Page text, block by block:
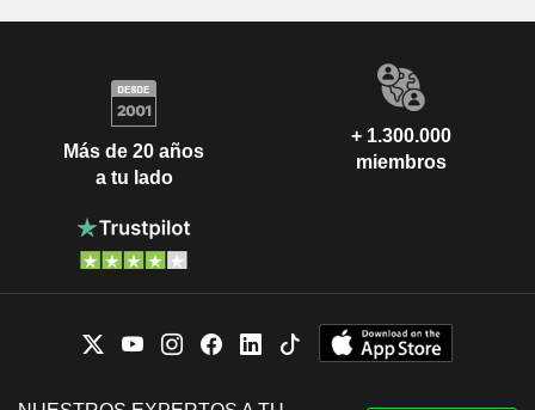
Más de 20 años
a tu lado
+ 1.300.000
miembros